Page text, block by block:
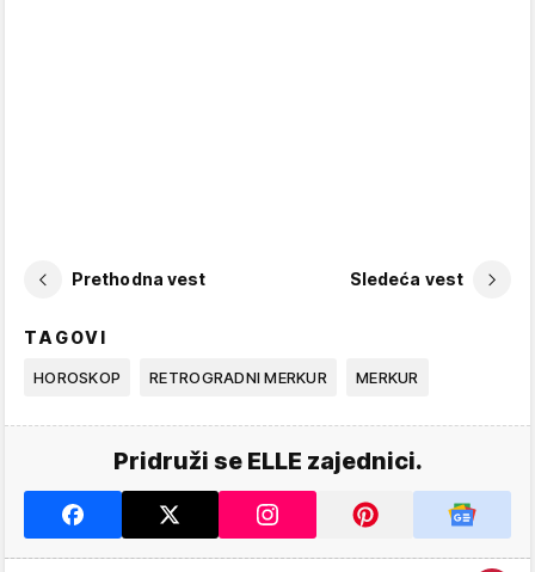
Prethodna vest Sledeća vest
TAGOVI
HOROSKOP RETROGRADNI MERKUR MERKUR
Pridruži se ELLE zajednici.